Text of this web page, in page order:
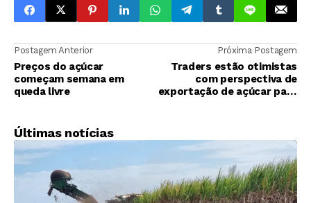
Postagem Anterior
Preços do açúcar
começam semana em
queda livre
Próxima Postagem
Traders estão otimistas
com perspectiva de
exportação de açúcar para
Últimas notícias